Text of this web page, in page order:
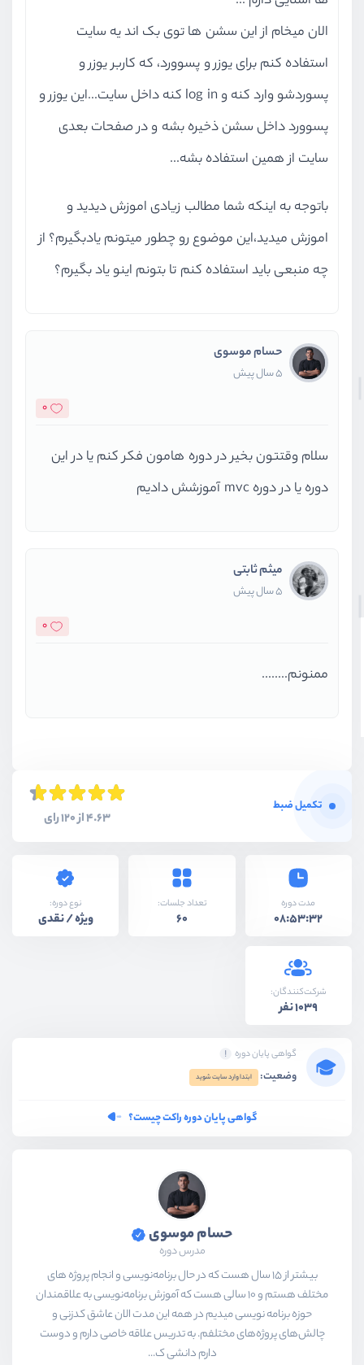
الان میخام از این سشن ها توی بک اند یه سایت
استفاده کنم برای یوزر و پسوورد، که کاربر یوزر و
پسوردشو وارد کنه و log in کنه داخل سایت...این یوزر و
پسوورد داخل سشن ذخیره بشه و در صفحات بعدی
سایت از همین استفاده بشه...
باتوجه به اینکه شما مطالب زیادی اموزش دیدید و
اموزش میدید،این موضوع رو چطور میتونم یادبگیرم؟ از
چه منبعی باید استفاده کنم تا بتونم اینو یاد بگیرم؟
حسام موسوی
5 سال پیش
0
سلام وقتتون بخیر در دوره هامون فکر کنم یا در این
دوره یا در دوره mvc آموزشش دادیم
میثم ثابتی
5 سال پیش
0
ممنونم........
تکمیل ضبط
4.63 از 120 رای
مدت دوره
08:53:32
تعداد جلسات:
60
نوع دوره:
ویژه / نقدی
شرکت‌کنندگان:
1039 نفر
گواهی پایان دوره
وضعیت: ابتدا وارد سایت شوید
گواهی پایان دوره راکت چیست؟
حسام موسوی
مدرس دوره
بیشتر از ۱۵ سال هست که در حال برنامه‌نویسی و انجام پروژه های
مختلف هستم و ۱۰ سالی هست که آموزش برنامه‌نویسی به علاقمندان
حوزه برنامه نویسی میدیم در همه این مدت الان عاشق کدزنی و
چالش‌های پروژه‌های مختلفم. به تدریس علاقه خاصی دارم و دوست
دارم دانشی ک...